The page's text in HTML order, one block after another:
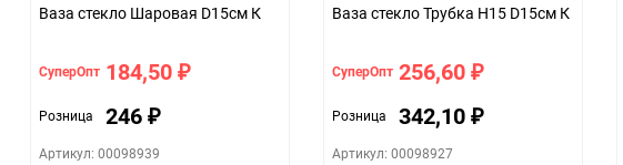
Ваза стекло Шаровая D15см К
СуперОпт 184,50 ₽
Розница 246 ₽
Артикул: 00098939
Ваза стекло Трубка H15 D15см К
СуперОпт 256,60 ₽
Розница 342,10 ₽
Артикул: 00098927